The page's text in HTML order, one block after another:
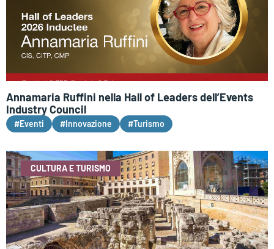
Annamaria Ruffini nella Hall of Leaders dell’Events
Industry Council
#Eventi #Innovazione #Turismo
CULTURA E TURISMO